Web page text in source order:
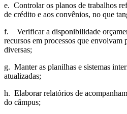
e. Controlar os planos de trabalhos
de crédito e aos convênios, no que
f. Verificar a disponibilidade
recursos em processos que envolvam
diversas;
g. Manter as planilhas e sistemas
atualizadas;
h. Elaborar relatórios de
do câmpus;